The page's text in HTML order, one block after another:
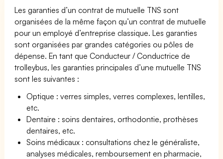
Les garanties d’un contrat de mutuelle TNS sont
organisées de la même façon qu’un contrat de mutuelle
pour un employé d’entreprise classique. Les garanties
sont organisées par grandes catégories ou pôles de
dépense. En tant que Conducteur / Conductrice de
trolleybus, les garanties principales d’une mutuelle TNS
sont les suivantes :
Optique : verres simples, verres complexes, lentilles,
etc.
Dentaire : soins dentaires, orthodontie, prothèses
dentaires, etc.
Soins médicaux : consultations chez le généraliste,
analyses médicales, remboursement en pharmacie,